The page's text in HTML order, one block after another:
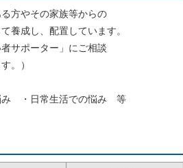
方やその家族等からの
養成し、配置しています。
サポーター」にご相談
。）
み ・日常生活での悩み 等